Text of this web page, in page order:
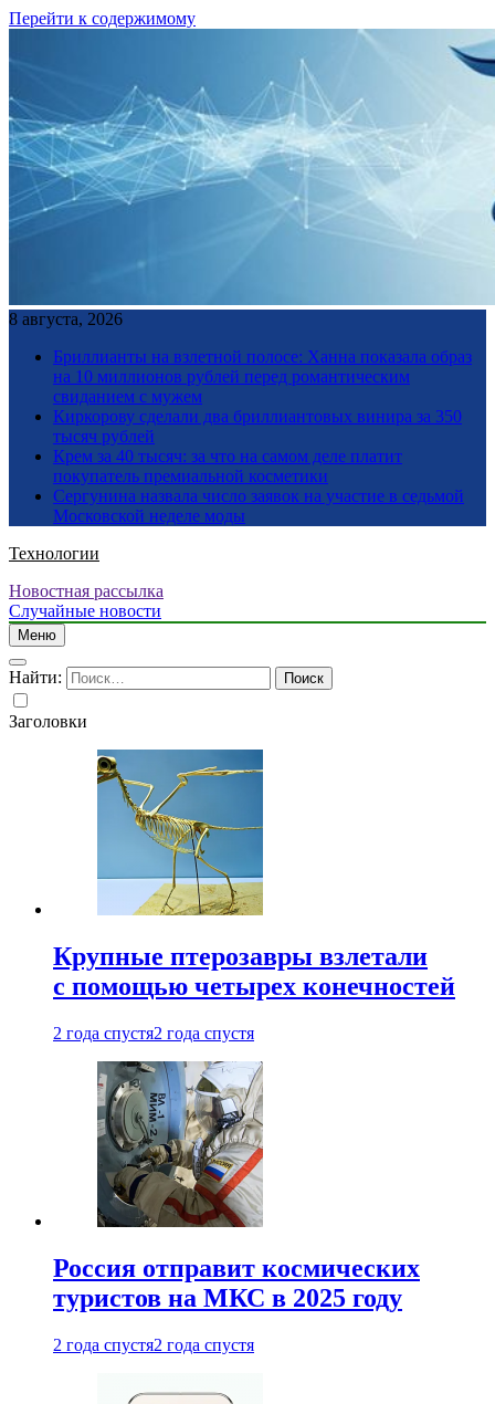
Перейти к содержимому
8 августа, 2026
Бриллианты на взлетной полосе: Ханна показала образ
на 10 миллионов рублей перед романтическим
свиданием с мужем
Киркорову сделали два бриллиантовых винира за 350
тысяч рублей
Крем за 40 тысяч: за что на самом деле платит
покупатель премиальной косметики
Сергунина назвала число заявок на участие в седьмой
Московской неделе моды
Технологии
Новостная рассылка
Случайные новости
Меню
Найти:
Заголовки
Крупные птерозавры взлетали
с помощью четырех конечностей
2 года спустя2 года спустя
Россия отправит космических
туристов на МКС в 2025 году
2 года спустя2 года спустя